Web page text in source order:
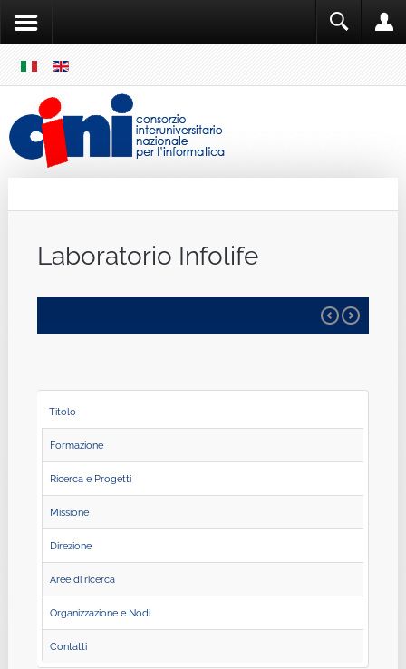
MENU
Laboratorio Infolife
Titolo
Formazione
Ricerca e Progetti
Missione
Direzione
Aree di ricerca
Organizzazione e Nodi
Contatti